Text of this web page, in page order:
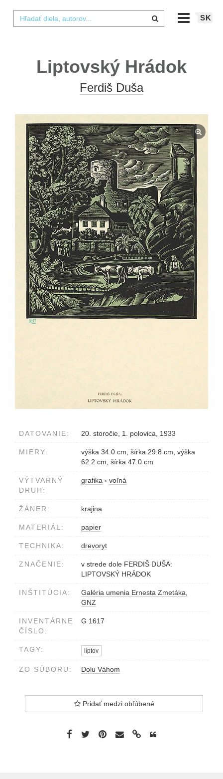
SK
Liptovský Hrádok
Ferdiš Duša
DATOVANIE: 20. storočie, 1. polovica, 1933
MIERY:
výška 34.0 cm, šírka 29.8 cm, výška
62.2 cm, šírka 47.0 cm
VÝTVARNÝ
DRUH:
grafika › voľná
ŽÁNER: krajina
MATERIÁL: papier
TECHNIKA: drevoryt
ZNAČENIE:
v strede dole FERDIŠ DUŠA:
LIPTOVSKÝ HRÁDOK
INŠTITÚCIA:
Galéria umenia Ernesta Zmetáka,
GNZ
INVENTÁRNE
ČÍSLO:
G 1617
TAGY: liptov
ZO SÚBORU: Dolu Váhom
Pridať medzi obľúbené